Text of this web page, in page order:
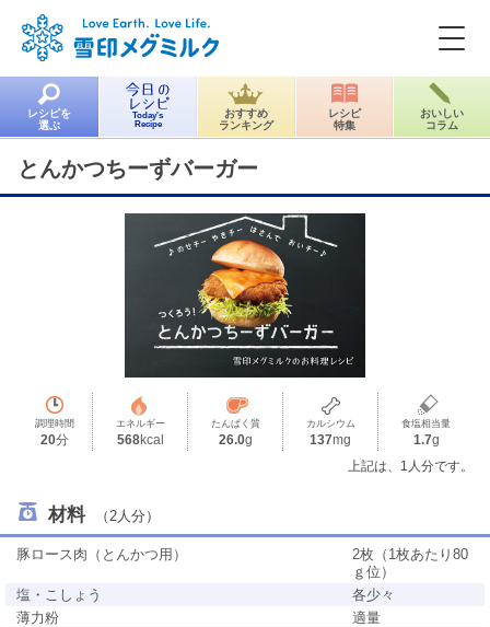
レシピを
選ぶ
Today's
Recipe
おすすめ
ランキング
レシピ
特集
おいしい
コラム
とんかつちーずバーガー
調理時間
20分
エネルギー
568kcal
たんぱく質
26.0g
カルシウム
137mg
食塩相当量
1.7g
上記は、1人分です。
材料 （2人分）
豚ロース肉（とんかつ用）
2枚（1枚あたり80
ｇ位）
塩・こしょう
各少々
薄力粉
適量